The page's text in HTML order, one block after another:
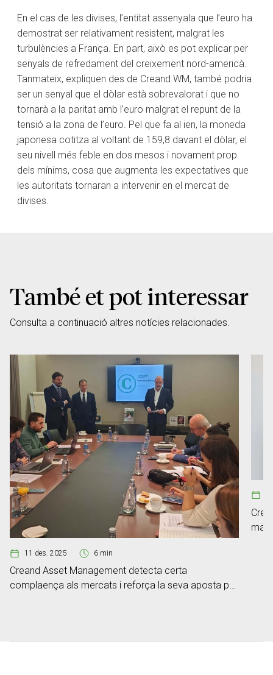
En el cas de les divises, l’entitat assenyala que l’euro ha
demostrat ser relativament resistent, malgrat les
turbulències a França. En part, això es pot explicar per
senyals de refredament del creixement nord-americà.
Tanmateix, expliquen des de Creand WM, també podria
ser un senyal que el dòlar està sobrevalorat i que no
tornarà a la paritat amb l’euro malgrat el repunt de la
tensió a la zona de l’euro. Pel que fa al ien, la moneda
japonesa cotitza al voltant de 159,8 davant el dòlar, el
seu nivell més feble en dos mesos i novament prop
dels mínims, cosa que augmenta les expectatives que
les autoritats tornaran a intervenir en el mercat de
divises.
També et pot interessar
Consulta a continuació altres notícies relacionades.
11 des. 2025 6 min
Creand Asset Management detecta certa
complaença als mercats i reforça la seva aposta pel